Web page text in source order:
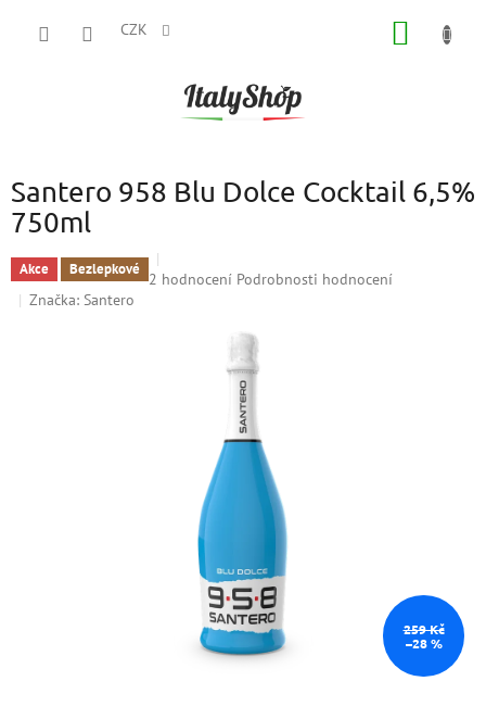
CZK
Santero 958 Blu Dolce Cocktail 6,5%
750ml
Akce Bezlepkové Průměrné
2 hodnocení Podrobnosti hodnocení
Značka: Santero
259 Kč
–28 %